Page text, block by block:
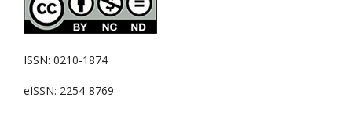
ISSN: 0210-1874
eISSN: 2254-8769